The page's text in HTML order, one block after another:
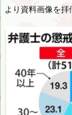
より資料画像を拝